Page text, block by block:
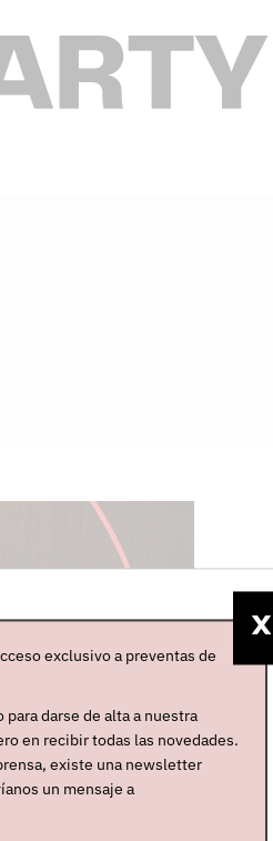
X
exclusivo a preventas de
darse de alta a nuestra
en recibir todas las novedades.
existe una newsletter
un mensaje a